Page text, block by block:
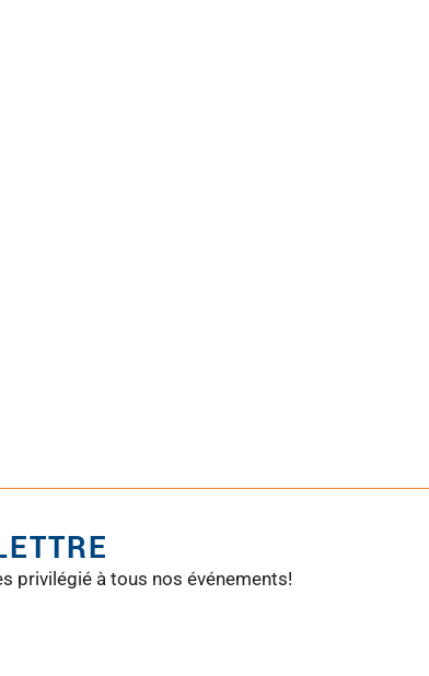
privilégié à tous nos événements!